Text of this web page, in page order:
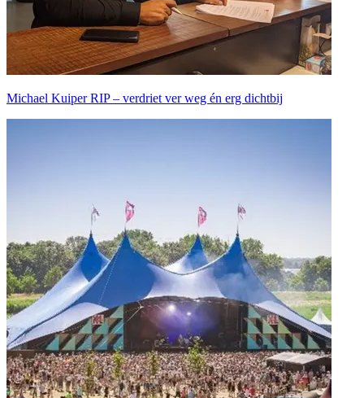
Michael Kuiper RIP – verdriet ver weg én erg dichtbij